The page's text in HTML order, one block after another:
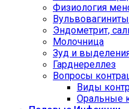
Физиология
Эндометрит,
Молочница
Зуд и
Гарднереллез
Вопросы
Виды
Оральные